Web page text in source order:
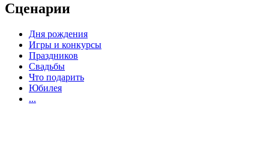
Сценарии
Дня рождения
Игры и конкурсы
Праздников
Свадьбы
Что подарить
Юбилея
...